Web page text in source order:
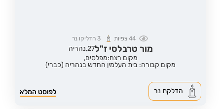
44צפיות 3 הדליקו נר
מור טרבלסי ז"ל27, נהריה
מקום רצח:מפלסים,
מקום קבורה: בית העלמין החדש בנהריה (כברי)
לפוסט המלא הדלקת נר